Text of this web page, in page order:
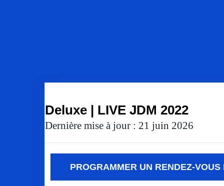
Deluxe | LIVE JDM 2022
Dernière mise à jour : 21 juin 2026
PROGRAMMER UN RENDEZ-VOUS